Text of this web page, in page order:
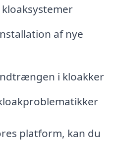
af nye
i kloakker
platform, kan du